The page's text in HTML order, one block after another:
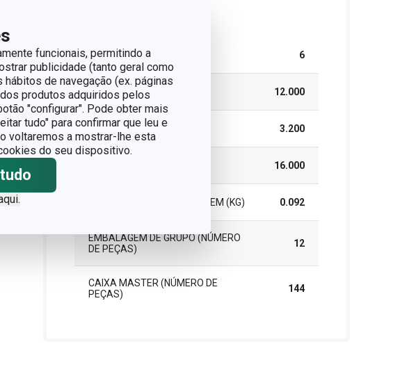
funcionais, permitindo a
publicidade (tanto geral como
de navegação (ex. páginas
produtos adquiridos pelos
"configurar". Pode obter mais
tudo" para confirmar que leu e
voltaremos a mostrar-lhe esta
do seu dispositivo.
PEÇAS DO CONJUNTO 6
LARGURA (CM) 12.000
ALTURA (CM) 3.200
16.000
PESO INCLUINDO EMBALAGEM (KG) 0.092
EMBALAGEM DE GRUPO (NÚMERO
DE PEÇAS)
12
CAIXA MASTER (NÚMERO DE
PEÇAS)
144